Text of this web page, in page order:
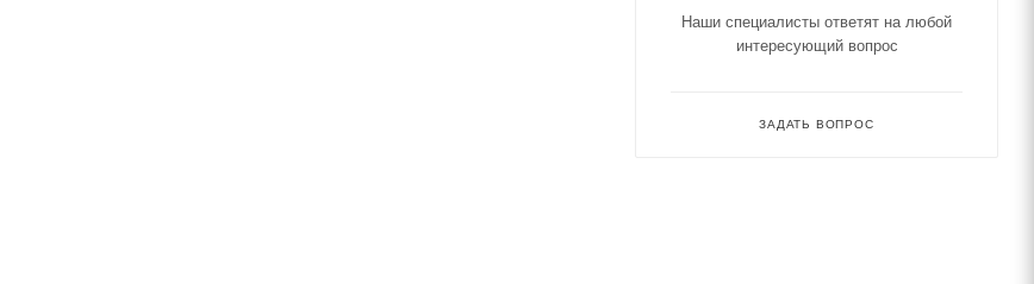
Наши специалисты ответят на любой
интересующий вопрос
ЗАДАТЬ ВОПРОС